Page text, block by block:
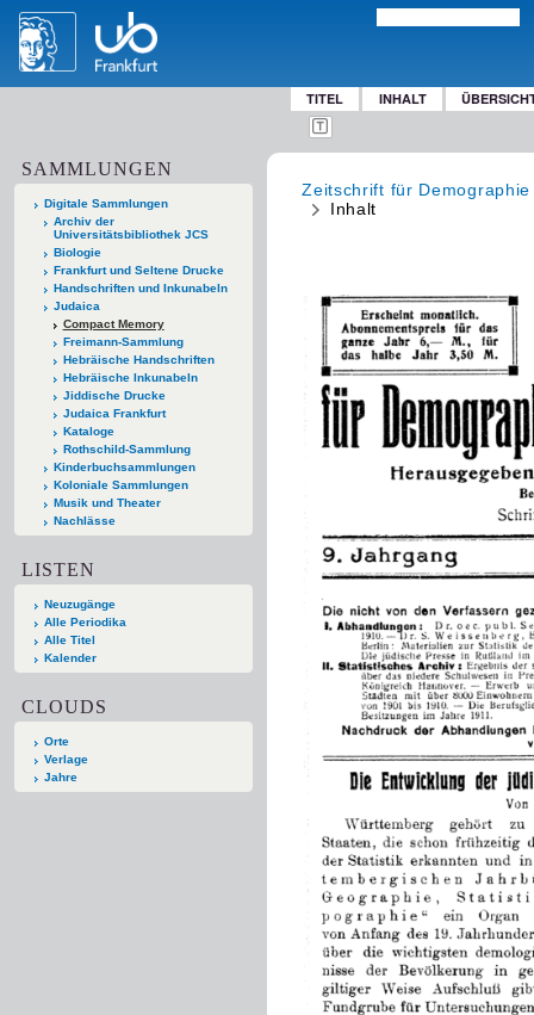
TITEL INHALT
SAMMLUNGEN
Digitale Sammlungen
Archiv der
Universitätsbibliothek JCS
Biologie
Frankfurt und Seltene Drucke
Handschriften und Inkunabeln
Judaica
Compact Memory
Freimann-Sammlung
Hebräische Handschriften
Hebräische Inkunabeln
Jiddische Drucke
Judaica Frankfurt
Kataloge
Rothschild-Sammlung
Kinderbuchsammlungen
Koloniale Sammlungen
Musik und Theater
Nachlässe
LISTEN
Neuzugänge
Alle Periodika
Alle Titel
Kalender
CLOUDS
Orte
Verlage
Jahre
Zeitschrift für
Inhalt